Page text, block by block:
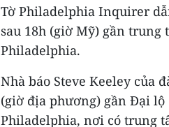
Tờ Philadelphia Inquirer
sau 18h (giờ Mỹ) gần trung
Philadelphia.
Nhà báo Steve Keeley của
(giờ địa phương) gần Đại lộ
Philadelphia, nơi có trung